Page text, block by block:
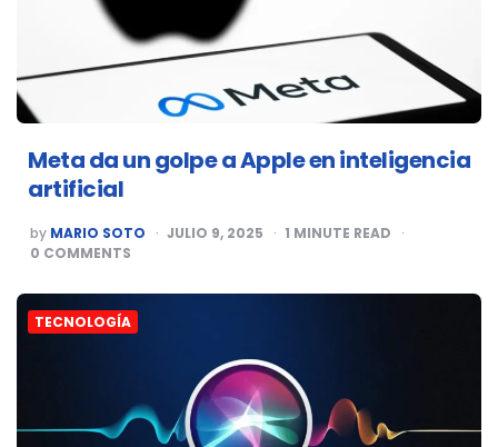
Meta da un golpe a Apple en inteligencia
artificial
POSTED
BY
by MARIO SOTO JULIO 9, 2025 1 MINUTE READ
0 COMMENTS
TECNOLOGÍA